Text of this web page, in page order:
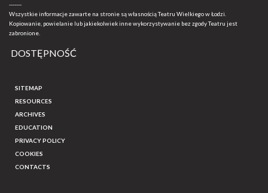
-------
Wszystkie informacje zawarte na stronie są własnością Teatru Wielkiego w Łodzi.
Kopiowanie, powielanie lub jakiekolwiek inne wykorzystywanie bez zgody Teatru jest
zabronione.
DOSTĘPNOŚĆ
SITEMAP
RESOURCES
ARCHIVES
EDUCATION
PRIVACY POLICY
COOKIES
CONTACTS